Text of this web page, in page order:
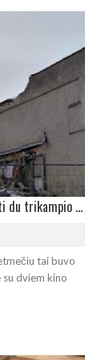
GRIAUNAMAS „EIGULIŲ“ KINO TEATRAS: Suplanuoti du trikampio plano daugiabučiai
tai buvo
su dviem kino